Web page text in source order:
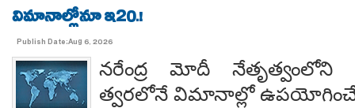
విమానాల్లోనూ ఇ20.!
Publish Date:Aug 6, 2026
నరేంద్ర మోదీ నేతృత్వంలోని
త్వరలోనే విమానాల్లో